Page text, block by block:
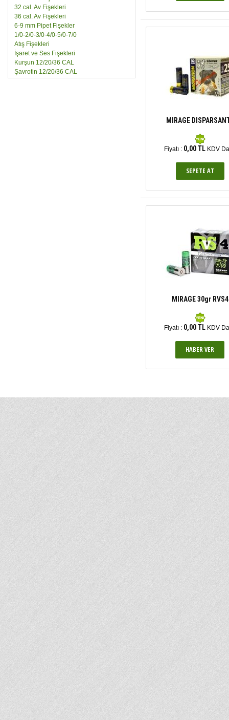
32 cal. Av Fişekleri
36 cal. Av Fişekleri
6-9 mm Pipet Fişekler
1/0-2/0-3/0-4/0-5/0-7/0
Atış Fişekleri
İşaret ve Ses Fişekleri
Kurşun 12/20/36 CAL
Şavrotin 12/20/36 CAL
MIRAGE
Fiyatı : 0,00 TLKDV
MIRAGE 30gr RVS4
Fiyatı : 0,00 TLKDV